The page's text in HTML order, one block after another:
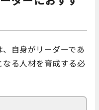
自身がリーダーであ
る人材を育成する必